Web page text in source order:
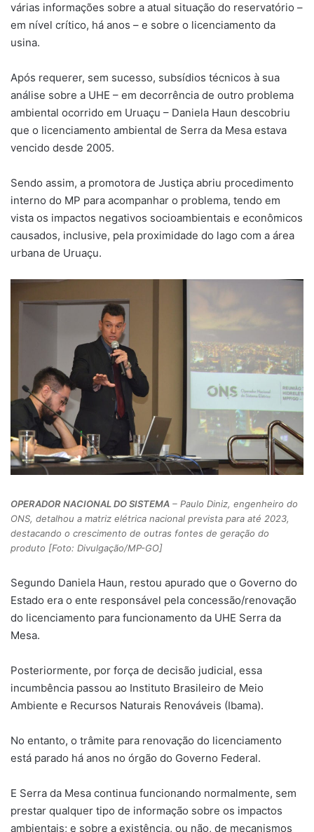
várias informações sobre a atual situação do reservatório –
em nível crítico, há anos – e sobre o licenciamento da
usina.
Após requerer, sem sucesso, subsídios técnicos à sua
análise sobre a UHE – em decorrência de outro problema
ambiental ocorrido em Uruaçu – Daniela Haun descobriu
que o licenciamento ambiental de Serra da Mesa estava
vencido desde 2005.
Sendo assim, a promotora de Justiça abriu procedimento
interno do MP para acompanhar o problema, tendo em
vista os impactos negativos socioambientais e econômicos
causados, inclusive, pela proximidade do lago com a área
urbana de Uruaçu.
OPERADOR NACIONAL DO SISTEMA – Paulo Diniz, engenheiro do
ONS, detalhou a matriz elétrica nacional prevista para até 2023,
destacando o crescimento de outras fontes de geração do
produto [Foto: Divulgação/MP-GO]
Segundo Daniela Haun, restou apurado que o Governo do
Estado era o ente responsável pela concessão/renovação
do licenciamento para funcionamento da UHE Serra da
Mesa.
Posteriormente, por força de decisão judicial, essa
incumbência passou ao Instituto Brasileiro de Meio
Ambiente e Recursos Naturais Renováveis (Ibama).
No entanto, o trâmite para renovação do licenciamento
está parado há anos no órgão do Governo Federal.
E Serra da Mesa continua funcionando normalmente, sem
prestar qualquer tipo de informação sobre os impactos
ambientais; e sobre a existência, ou não, de mecanismos